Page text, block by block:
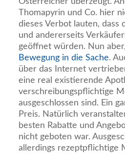
Thomapyrin und Co. hier
dieses Verbot lauten,
und andererseits
geöffnet würden. Nun
Bewegung in die Sache.
über das Internet
eine real existierende
verschreibungspflichtige
ausgeschlossen sind. Ein
Preis. Natürlich
besten Rabatte und
nicht geboten war.
allerdings rezeptpflichtige